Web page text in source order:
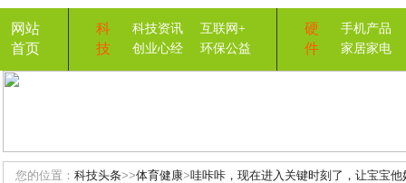
网站
首页
科
技
科技资讯
互联网+
创业心经
环保公益
硬
件
手机产品
家居家电
您的位置： 科技头条>>体育健康>哇咔咔，现在进入关键时刻了，让宝宝